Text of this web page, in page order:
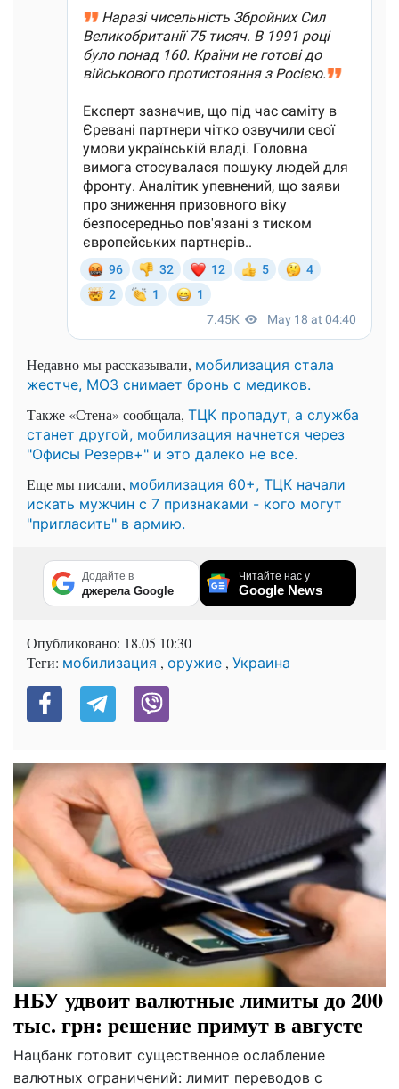
Недавно мы рассказывали, мобилизация стала
жестче, МОЗ снимает бронь с медиков.
Также «Стена» сообщала, ТЦК пропадут, а служба
станет другой, мобилизация начнется через
"Офисы Резерв+" и это далеко не все.
Еще мы писали, мобилизация 60+, ТЦК начали
искать мужчин с 7 признаками - кого могут
"пригласить" в армию.
Додайте в
джерела Google
Читайте нас у
Google News
Опубликовано: 18.05 10:30
Теги: мобилизация , оружие , Украина
НБУ удвоит валютные лимиты до 200
тыс. грн: решение примут в августе
Нацбанк готовит существенное ослабление
валютных ограничений: лимит переводов с